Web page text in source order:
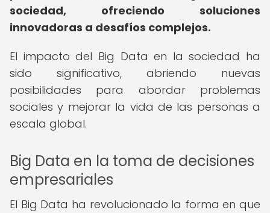
sociedad, ofreciendo soluciones
innovadoras a desafíos complejos.
El impacto del Big Data en la sociedad ha
sido significativo, abriendo nuevas
posibilidades para abordar problemas
sociales y mejorar la vida de las personas a
escala global.
Big Data en la toma de decisiones
empresariales
El Big Data ha revolucionado la forma en que